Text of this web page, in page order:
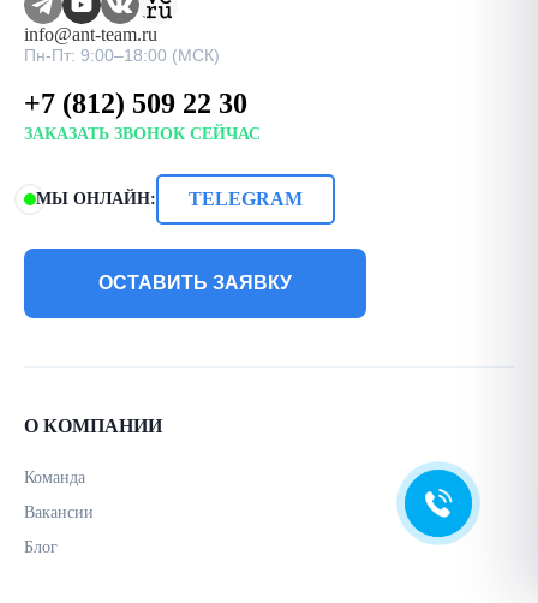
info@ant-team.ru
Пн-Пт: 9:00–18:00 (МСК)
+7 (812) 509 22 30
ЗАКАЗАТЬ ЗВОНОК СЕЙЧАС
МЫ ОНЛАЙН: TELEGRAM
ОСТАВИТЬ ЗАЯВКУ
О КОМПАНИИ
Команда
Вакансии
Блог